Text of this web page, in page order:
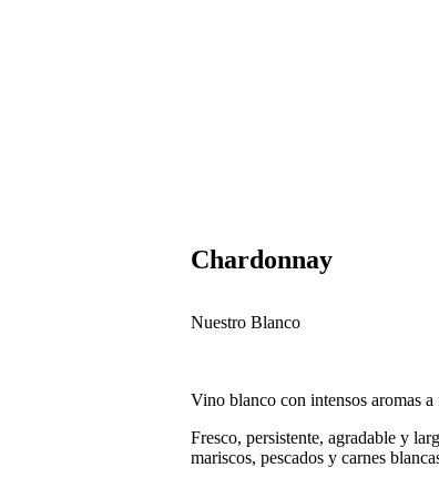
Chardonnay
Nuestro Blanco
Vino blanco con intensos aromas
Fresco, persistente, agradable y
mariscos, pescados y carnes